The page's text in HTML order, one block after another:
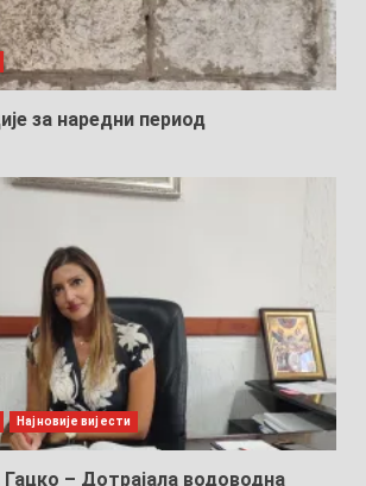
за наредни период
Најновије вијести
– Дотрајала водоводна